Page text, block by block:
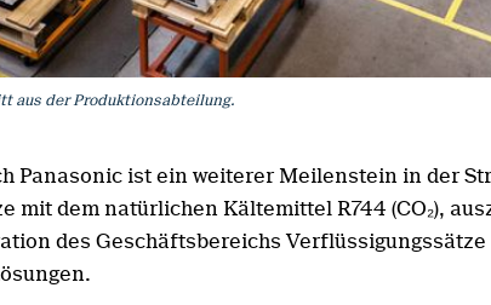
aus der Produktionsabteilung.
Panasonic ist ein weiterer Meilenstein in der
dem natürlichen Kältemittel R744 (CO₂),
des Geschäftsbereichs